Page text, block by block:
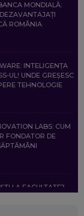
MONDIALĂ:
ROMÂNIA
INTELIGENȚA
UL! UNDE GREȘESC
TEHNOLOGIE
LABS: CUM
FONDATOR DE
LA FACULTATE?